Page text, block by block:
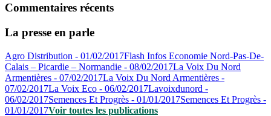
Commentaires récents
La presse en parle
Agro Distribution - 01/02/2017Flash Infos Economie Nord-Pas-De-
Calais – Picardie – Normandie - 08/02/2017La Voix Du Nord
Armentières - 07/02/2017La Voix Du Nord Armentières -
07/02/2017La Voix Eco - 06/02/2017Lavoixdunord -
06/02/2017Semences Et Progrès - 01/01/2017Semences Et Progrès -
01/01/2017Voir toutes les publications